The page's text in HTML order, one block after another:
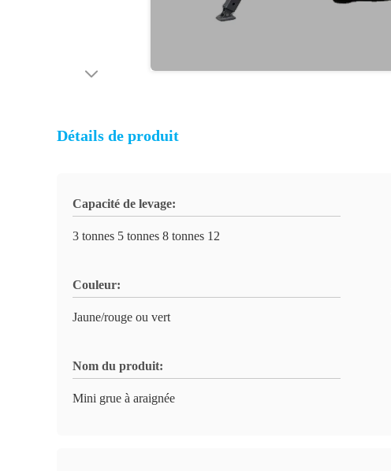
Détails de produit
Capacité de levage:
3 tonnes 5 tonnes 8 tonnes 12
Couleur:
Jaune/rouge ou vert
Nom du produit:
Mini grue à araignée